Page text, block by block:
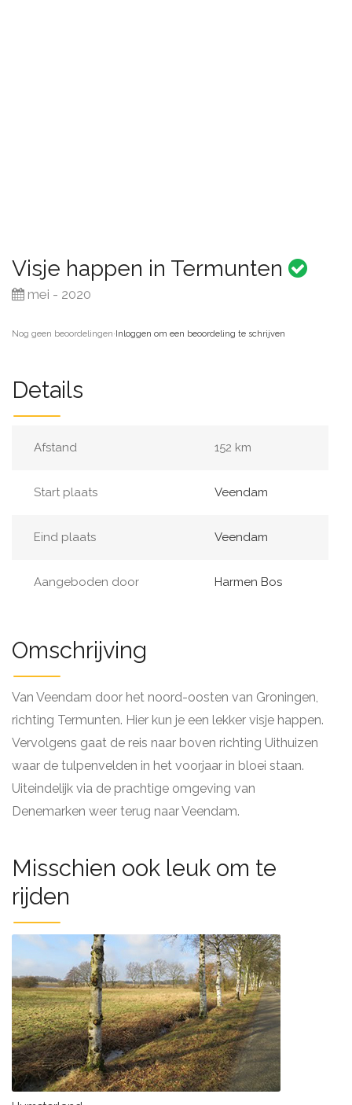
Visje happen in Termunten
mei - 2020
Nog geen beoordelingen·Inloggen om een beoordeling te schrijven
Details
Afstand 152 km
Start plaats Veendam
Eind plaats Veendam
Aangeboden door Harmen Bos
Omschrijving
Van Veendam door het noord-oosten van Groningen,
richting Termunten. Hier kun je een lekker visje happen.
Vervolgens gaat de reis naar boven richting Uithuizen
waar de tulpenvelden in het voorjaar in bloei staan.
Uiteindelijk via de prachtige omgeving van
Denemarken weer terug naar Veendam.
Misschien ook leuk om te
rijden